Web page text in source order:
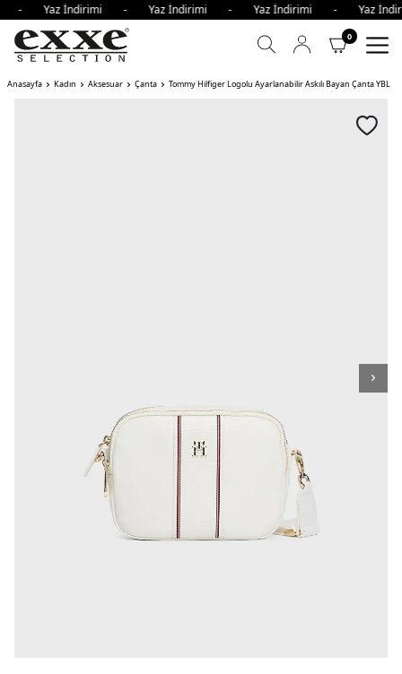
- Yaz İndirimi - Yaz İndirimi - Yaz İndirimi -
0
Anasayfa Kadın Aksesuar Çanta Tommy Hilfiger Logolu Ayarlanabilir Askılı Bayan Çanta YBL